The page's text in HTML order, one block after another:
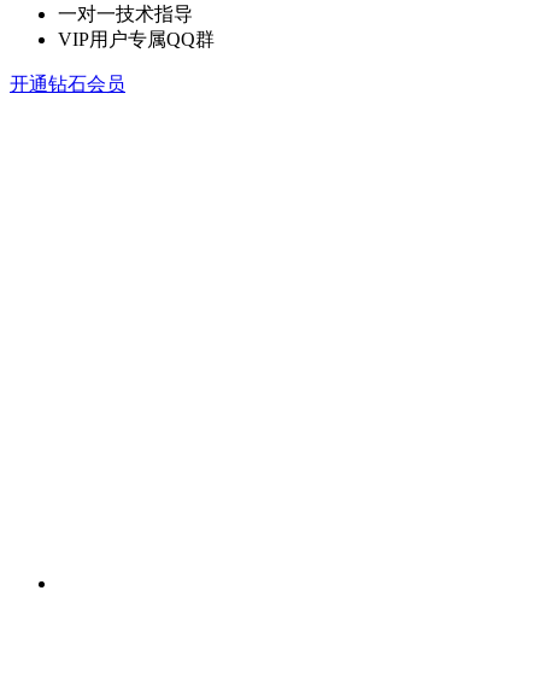
一对一技术指导
VIP用户专属QQ群
开通钻石会员